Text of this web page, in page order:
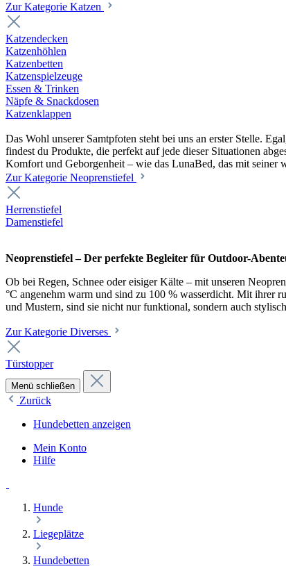
Zur Kategorie Katzen
Katzendecken
Katzenhöhlen
Katzenbetten
Katzenspielzeuge
Essen & Trinken
Näpfe & Snackdosen
Katzenklappen
Das Wohl unserer Samtpfoten steht bei uns an erster Stelle.
findest du Produkte, die perfekt auf jede dieser Situationen
Komfort und Geborgenheit – wie das LunaBed, das mit seiner
Zur Kategorie Neoprenstiefel
Herrenstiefel
Damenstiefel
Neoprenstiefel – Der perfekte Begleiter für Outdoor-
Ob bei Regen, Schnee oder eisiger Kälte – mit unseren
°C angenehm warm und sind zu 100 % wasserdicht. Mit ihrer
und Mustern, sind sie nicht nur funktional, sondern auch
Zur Kategorie Diverses
Türstopper
Menü schließen
Zurück
Hundebetten anzeigen
Mein Konto
Hilfe
Hunde
Liegeplätze
Hundebetten